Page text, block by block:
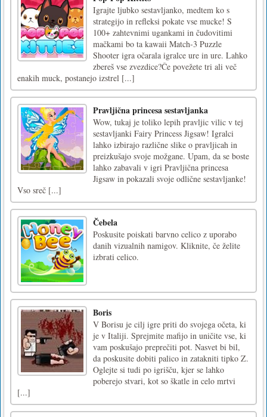
Igrajte ljubko sestavljanko, medtem ko s
strategijo in refleksi pokate vse mucke! S
100+ zahtevnimi ugankami in čudovitimi
mačkami bo ta kawaii Match-3 Puzzle
Shooter igra očarala igralce ure in ure. Lahko
zbereš vse zvezdice?Če povežete tri ali več
enakih muck, postanejo izstrel [...]
Pravljična princesa sestavljanka
Wow, tukaj je toliko lepih pravljic vilic v tej
sestavljanki Fairy Princess Jigsaw! Igralci
lahko izbirajo različne slike o pravljicah in
preizkušajo svoje možgane. Upam, da se boste
lahko zabavali v igri Pravljična princesa
Jigsaw in pokazali svoje odlične sestavljanke!
Vso sreč [...]
Čebela
Poskusite poiskati barvno celico z uporabo
danih vizualnih namigov. Kliknite, če želite
izbrati celico.
Boris
V Borisu je cilj igre priti do svojega očeta, ki
je v Italiji. Sprejmite mafijo in uničite vse, ki
vam poskušajo preprečiti pot. Nasvet bi bil,
da poskusite dobiti palico in zatakniti tipko Z.
Oglejte si tudi po igrišču, kjer se lahko
poberejo stvari, kot so škatle in celo mrtvi
[...]